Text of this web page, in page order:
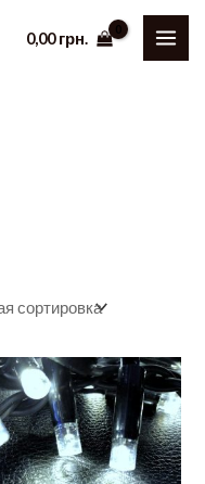
0,00грн.